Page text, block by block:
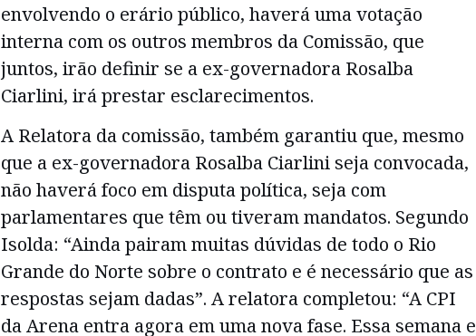
envolvendo o erário público, haverá uma votação
interna com os outros membros da Comissão, que
juntos, irão definir se a ex-governadora Rosalba
Ciarlini, irá prestar esclarecimentos.
A Relatora da comissão, também garantiu que, mesmo
que a ex-governadora Rosalba Ciarlini seja convocada,
não haverá foco em disputa política, seja com
parlamentares que têm ou tiveram mandatos. Segundo
Isolda: “Ainda pairam muitas dúvidas de todo o Rio
Grande do Norte sobre o contrato e é necessário que as
respostas sejam dadas”. A relatora completou: “A CPI
da Arena entra agora em uma nova fase. Essa semana e